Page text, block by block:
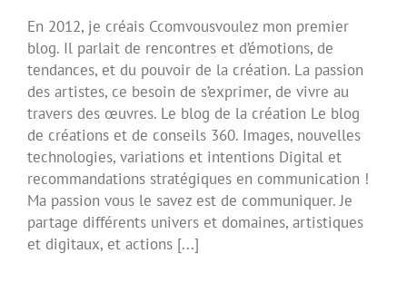
En 2012, je créais Ccomvousvoulez mon premier
blog. Il parlait de rencontres et d’émotions, de
tendances, et du pouvoir de la création. La passion
des artistes, ce besoin de s’exprimer, de vivre au
travers des œuvres. Le blog de la création Le blog
de créations et de conseils 360. Images, nouvelles
technologies, variations et intentions Digital et
recommandations stratégiques en communication !
Ma passion vous le savez est de communiquer. Je
partage différents univers et domaines, artistiques
et digitaux, et actions [...]